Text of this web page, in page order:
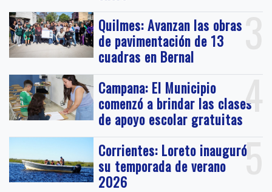
3
Quilmes: Avanzan las obras
de pavimentación de 13
cuadras en Bernal
4
Campana: El Municipio
comenzó a brindar las clases
de apoyo escolar gratuitas
5
Corrientes: Loreto inauguró
su temporada de verano
2026